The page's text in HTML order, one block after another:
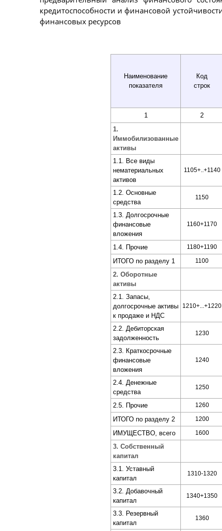
кредитоспособности и финансовой
финансовых ресурсов
Наименование
показателя
Код
строк
1
2
1.
Иммобилизованные
активы
1.1. Все виды
нематериальных
активов
1105+..+1140
1.2. Основные
средства
1150
1.3. Долгосрочные
финансовые
вложения
1160+1170
1.4. Прочие 1180+1190
ИТОГО по разделу 1 1100
2. Оборотные
активы
2.1. Запасы,
долгосрочные активы
к продаже и НДС
1210+...+1220
2.2. Дебиторская
задолженность
1230
2.3. Краткосрочные
финансовые
вложения
1240
2.4. Денежные
средства
1250
2.5. Прочие 1260
ИТОГО по разделу 2 1200
ИМУЩЕСТВО, всего 1600
3. Собственный
капитал
3.1. Уставный
капитал
1310-1320
3.2. Добавочный
капитал
1340+1350
3.3. Резервный
капитал
1360